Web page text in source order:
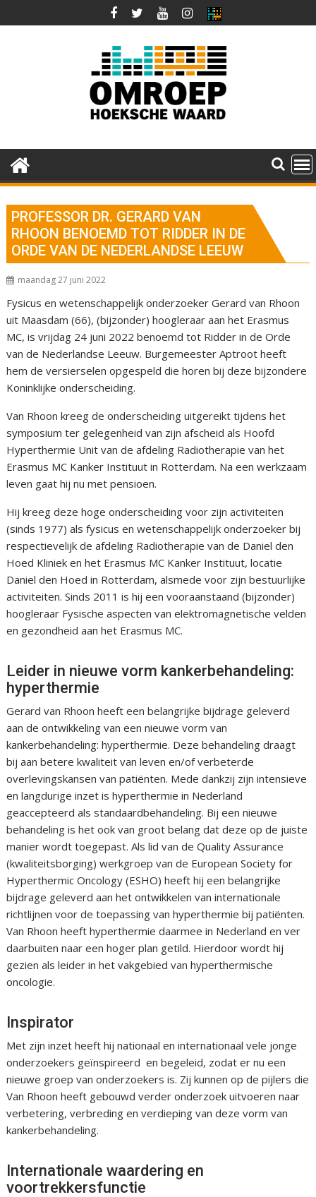
naar
PROFESSOR DR. GERARD VAN
RHOON BENOEMD TOT RIDDER IN DE
ORDE VAN DE NEDERLANDSE LEEUW
maandag 27 juni 2022
Fysicus en wetenschappelijk onderzoeker Gerard van Rhoon
uit Maasdam (66), (bijzonder) hoogleraar aan het Erasmus
MC, is vrijdag 24 juni 2022 benoemd tot Ridder in de Orde
van de Nederlandse Leeuw. Burgemeester Aptroot heeft
hem de versierselen opgespeld die horen bij deze bijzondere
Koninklijke onderscheiding.
Van Rhoon kreeg de onderscheiding uitgereikt tijdens het
symposium ter gelegenheid van zijn afscheid als Hoofd
Hyperthermie Unit van de afdeling Radiotherapie van het
Erasmus MC Kanker Instituut in Rotterdam. Na een werkzaam
leven gaat hij nu met pensioen.
Hij kreeg deze hoge onderscheiding voor zijn activiteiten
(sinds 1977) als fysicus en wetenschappelijk onderzoeker bij
respectievelijk de afdeling Radiotherapie van de Daniel den
Hoed Kliniek en het Erasmus MC Kanker Instituut, locatie
Daniel den Hoed in Rotterdam, alsmede voor zijn bestuurlijke
activiteiten. Sinds 2011 is hij een vooraanstaand (bijzonder)
hoogleraar Fysische aspecten van elektromagnetische velden
en gezondheid aan het Erasmus MC.
Leider in nieuwe vorm kankerbehandeling:
hyperthermie
Gerard van Rhoon heeft een belangrijke bijdrage geleverd
aan de ontwikkeling van een nieuwe vorm van
kankerbehandeling: hyperthermie. Deze behandeling draagt
bij aan betere kwaliteit van leven en/of verbeterde
overlevingskansen van patiënten. Mede dankzij zijn intensieve
en langdurige inzet is hyperthermie in Nederland
geaccepteerd als standaardbehandeling. Bij een nieuwe
behandeling is het ook van groot belang dat deze op de juiste
manier wordt toegepast. Als lid van de Quality Assurance
(kwaliteitsborging) werkgroep van de European Society for
Hyperthermic Oncology (ESHO) heeft hij een belangrijke
bijdrage geleverd aan het ontwikkelen van internationale
richtlijnen voor de toepassing van hyperthermie bij patiënten.
Van Rhoon heeft hyperthermie daarmee in Nederland en ver
daarbuiten naar een hoger plan getild. Hierdoor wordt hij
gezien als leider in het vakgebied van hyperthermische
oncologie.
Inspirator
Met zijn inzet heeft hij nationaal en internationaal vele jonge
onderzoekers geïnspireerd en begeleid, zodat er nu een
nieuwe groep van onderzoekers is. Zij kunnen op de pijlers die
Van Rhoon heeft gebouwd verder onderzoek uitvoeren naar
verbetering, verbreding en verdieping van deze vorm van
kankerbehandeling.
Internationale waardering en
voortrekkersfunctie